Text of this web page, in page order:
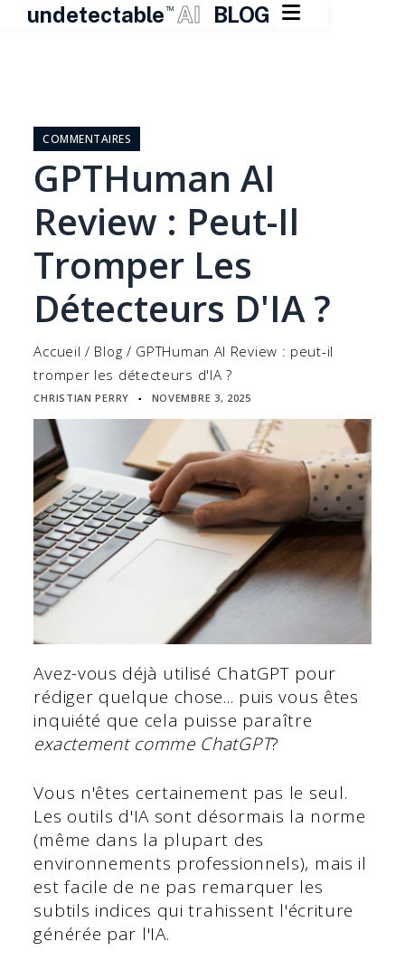
undetectable TM AI BLOG 
contentCOMMENTAIRES
GPTHuman AI
Review : Peut-Il
Tromper Les
Détecteurs D'IA ?
Accueil / Blog / GPTHuman AI Review : peut-il
tromper les détecteurs d'IA ?
CHRISTIAN PERRY ▪ NOVEMBRE 3, 2025
Avez-vous déjà utilisé ChatGPT pour
rédiger quelque chose... puis vous êtes
inquiété que cela puisse paraître
exactement comme ChatGPT?
Vous n'êtes certainement pas le seul.
Les outils d'IA sont désormais la norme
(même dans la plupart des
environnements professionnels), mais il
est facile de ne pas remarquer les
subtils indices qui trahissent l'écriture
générée par l'IA.